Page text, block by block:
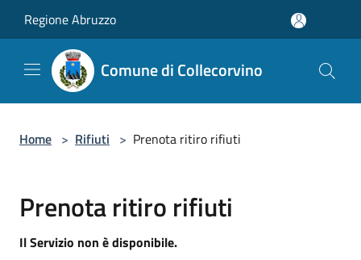
Regione Abruzzo
Comune di Collecorvino
Home > Rifiuti > Prenota ritiro rifiuti
Prenota ritiro rifiuti
Il Servizio non è disponibile.